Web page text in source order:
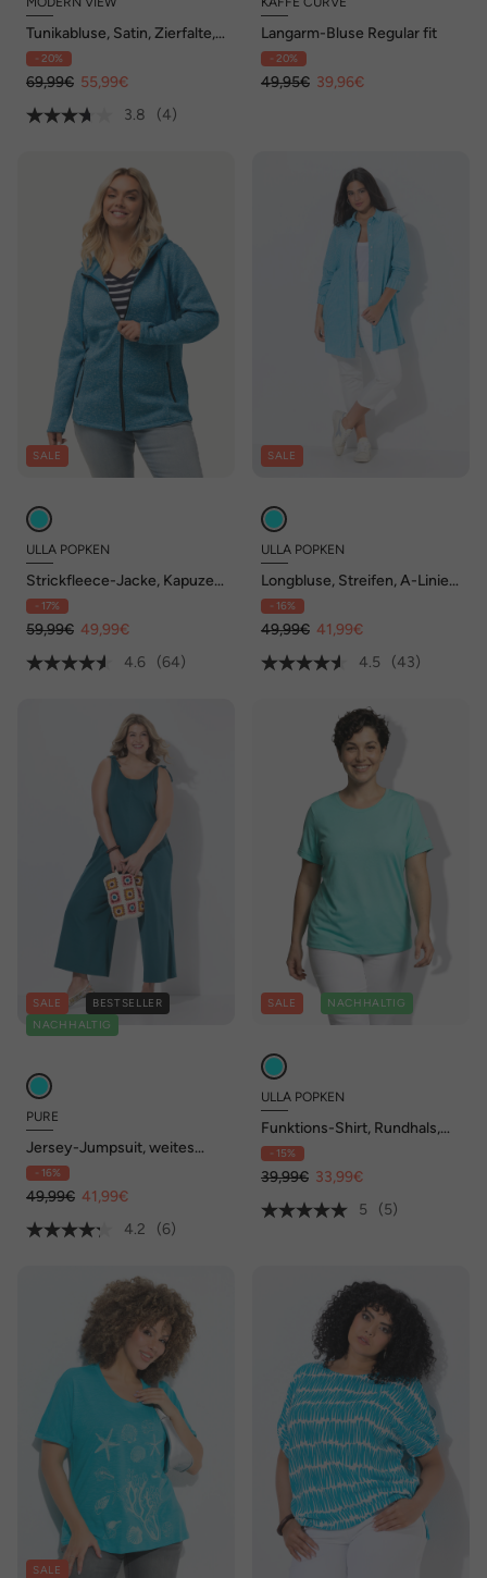
Tunikabluse, Satin, Zierfalte,
Hemdkragen, Langarm
- 20%
69,99€ 55,99€
3.8
(4)
Langarm-Bluse Regular fit
- 20%
49,95€ 39,96€
SALE
ULLA POPKEN
Strickfleece-Jacke, Kapuze,
Reißverschlusstaschen
- 17%
59,99€ 49,99€
4.6
(64)
SALE
ULLA POPKEN
Longbluse, Streifen, A-Linie,
Hemdkragen, Langarm
- 16%
49,99€ 41,99€
4.5
(43)
SALE
BESTSELLER
NACHHALTIG
PURE
Jersey-Jumpsuit, weites
Bein, Ziernaht, Biobaumwolle
- 16%
49,99€ 41,99€
4.2
(6)
SALE NACHHALTIG
ULLA POPKEN
Funktions-Shirt, Rundhals,
Halbarm, recycelt
- 15%
39,99€ 33,99€
5
(5)
SALE